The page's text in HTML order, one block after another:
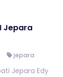
Jepara
jepara
Jepara Edy